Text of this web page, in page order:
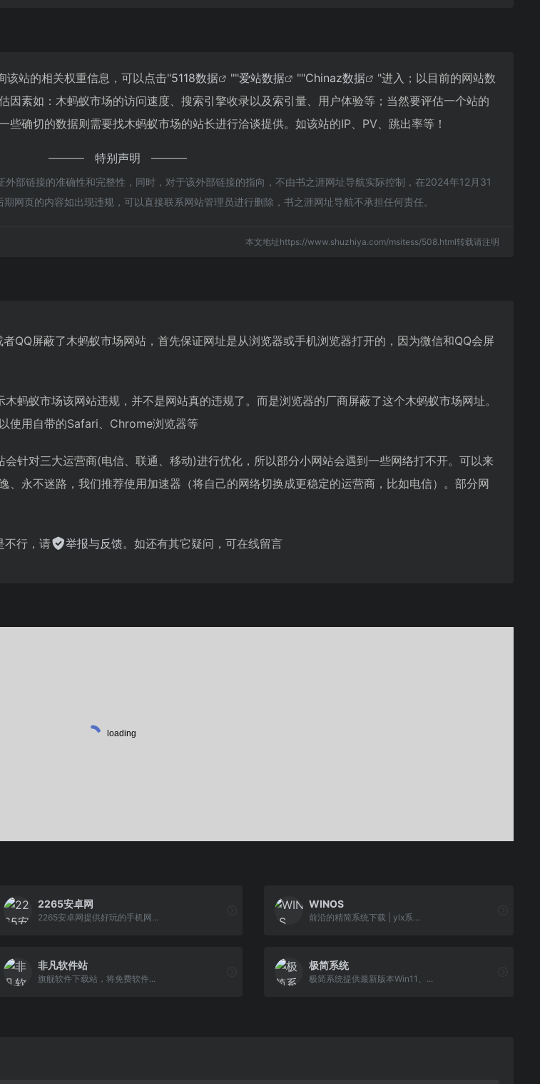
该站的相关权重信息，可以点击"5118数据 ""爱站数据 ""Chinaz数据
"进入；以目前的网站数
因素如：木蚂蚁市场的访问速度、搜索引擎收录以及索引量、用户体验等；当然要评估一个站的
确切的数据则需要找木蚂蚁市场的站长进行洽谈提供。如该站的IP、PV、跳出率等！
特别声明
部链接的准确性和完整性，同时，对于该外部链接的指向，不由书之涯网址导航实际控制，在2024年12月31
网页的内容如出现违规，可以直接联系网站管理员进行删除，书之涯网址导航不承担任何责任。
本文地址https://www.shuzhiya.com/msitess/508.html转载请注明
QQ屏蔽了木蚂蚁市场网站，首先保证网址是从浏览器或手机浏览器打开的，因为微信和QQ会屏
蚂蚁市场该网站违规，并不是网站真的违规了。而是浏览器的厂商屏蔽了这个木蚂蚁市场网址。
使用自带的Safari、Chrome浏览器等
针对三大运营商(电信、联通、移动)进行优化，所以部分小网站会遇到一些网络打不开。可以来
、永不迷路，我们推荐使用加速器（将自己的网络切换成更稳定的运营商，比如电信）。部分网
不行，请 举报与反馈。如还有其它疑问，可在线留言
2265安卓网
2265安卓网提供好玩的手机网...
WINOS
前沿的精简系统下载 | ylx系...
非凡软件站
旗舰软件下载站，将免费软件...
极简系统
极简系统提供最新版本Win11、...